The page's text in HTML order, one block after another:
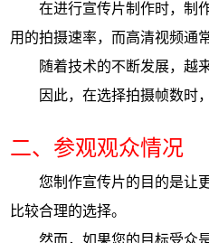
在进行宣传片制作时，制
用的拍摄速率，而高清视频通
随着技术的不断发展，越
因此，在选择拍摄帧数时
二、参观观众情况
您制作宣传片的目的是让
比较合理的选择。
然而，如果您的目标受众